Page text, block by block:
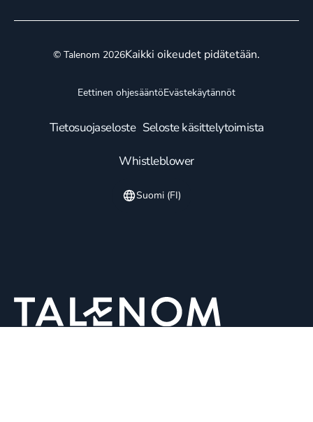
© Talenom 2026Kaikki oikeudet pidätetään.
Eettinen ohjesääntöEvästekäytännöt
Tietosuojaseloste Seloste käsittelytoimista
Whistleblower
Suomi (FI)